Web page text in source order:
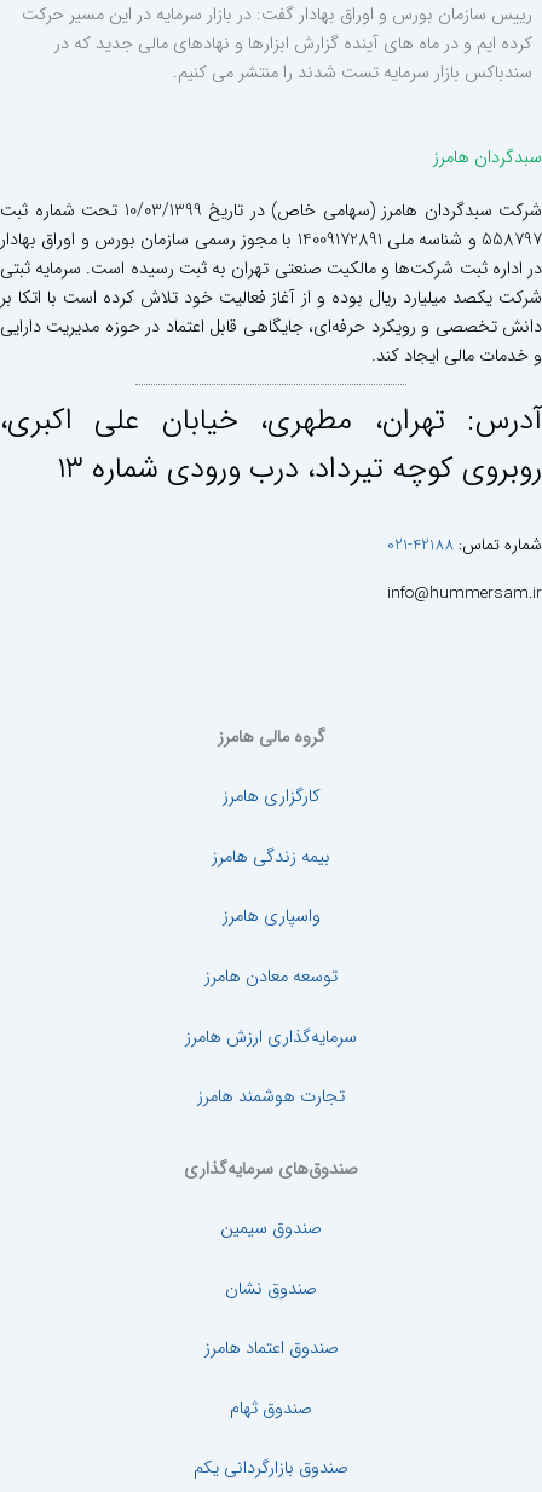
رییس سازمان بورس و اوراق بهادار گفت: در بازار سرمایه در این مسیر حرکت
کرده ایم و در ماه های آینده گزارش ابزارها و نهادهای مالی جدید که در
سندباکس بازار سرمایه تست شدند را منتشر می کنیم.
سبدگردان هامرز
شرکت سبدگردان هامرز (سهامی خاص) در تاریخ 10/03/1399 تحت شماره ثبت
558797 و شناسه ملی 14009172891 با مجوز رسمی سازمان بورس و اوراق بهادار
در اداره ثبت شرکت‌ها و مالکیت صنعتی تهران به ثبت رسیده است. سرمایه ثبتی
شرکت یکصد میلیارد ریال بوده و از آغاز فعالیت خود تلاش کرده است با اتکا بر
دانش تخصصی و رویکرد حرفه‌ای، جایگاهی قابل اعتماد در حوزه مدیریت دارایی
و خدمات مالی ایجاد کند.
آدرس: تهران، مطهری، خيابان علی اكبری،
روبروی كوچه تيرداد، درب ورودی شماره ١٣
شماره تماس: 42188-021
info@hummersam.ir
گروه مالی هامرز
کارگزاری هامرز
بیمه زندگی هامرز
واسپاری هامرز
توسعه معادن هامرز
سرمایه‌گذاری ارزش هامرز
تجارت هوشمند هامرز
صندوق‌های سرمایه‌گذاری
صندوق سیمین
صندوق نشان
صندوق اعتماد هامرز
صندوق ثهام
صندوق بازارگردانی یکم